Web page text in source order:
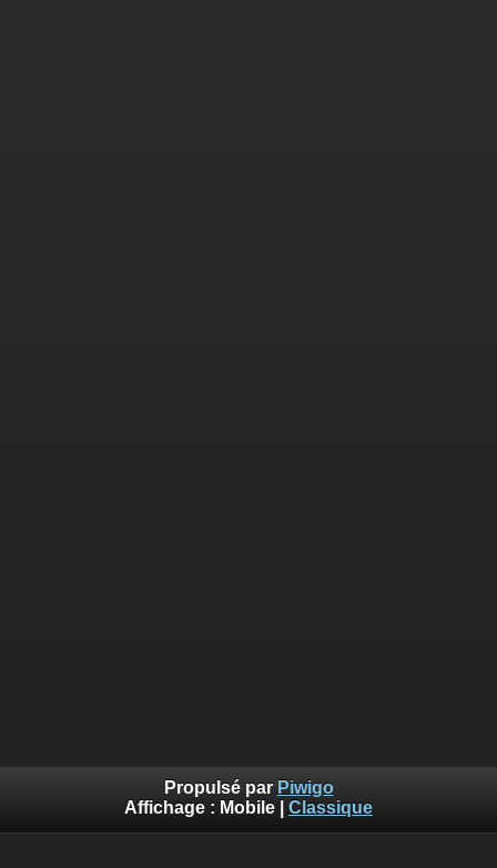
Propulsé par Piwigo
Affichage : Mobile Classique